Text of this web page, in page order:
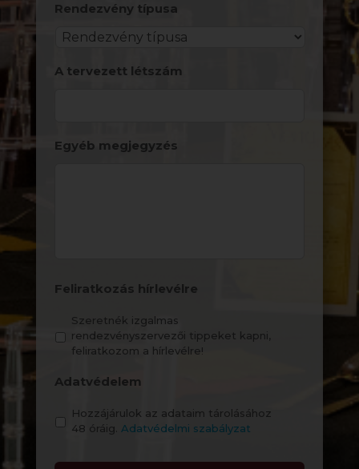
Format:
YYYY
MM
Rendezvény típusa
A tervezett létszám
Egyéb megjegyzés
Feliratkozás hírlevélre
Szeretnék izgalmas
rendezvényszervezői tippeket kapni,
feliratkozom a hírlevélre!
Adatvédelem
Hozzájárulok az adataim tárolásához
48 óráig.Adatvédelmi szabályzat